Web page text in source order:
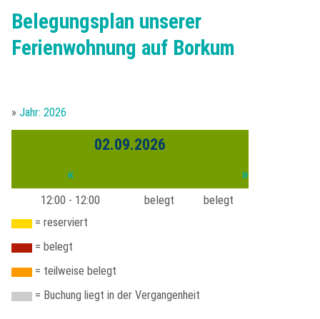
Saison & Preise
Anreise
Unsere Borkum-Tipps
Borkum Wetter
Borkum - Ortsansichten
Türme und Seezeichen
Alte Inselansichten
Anfrageformular
Kleingedrucktes
Impressum
Datenschutzerklärung
Partner
Belegungsplan unserer
Ferienwohnung auf Borkum
»Jahr: 2026
02.09.2026
«
»
12:00 - 12:00 belegt belegt
= reserviert
= belegt
= teilweise belegt
= Buchung liegt in der Vergangenheit